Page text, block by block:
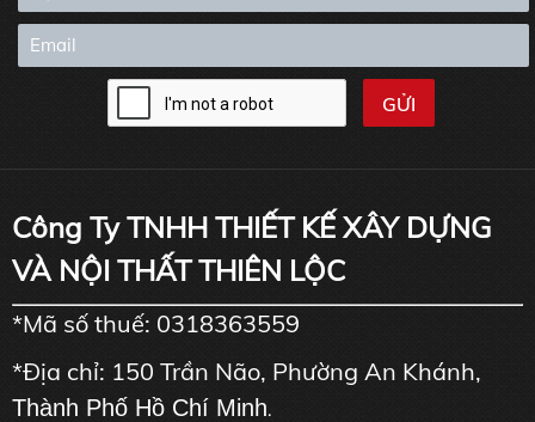
Công Ty TNHH THIẾT KẾ XÂY DỰNG
VÀ NỘI THẤT THIÊN LỘC
*Mã số thuế: 0318363559
*Địa chỉ: 150 Trần Não, Phường An Khánh,
Thành Phố Hồ Chí Minh.